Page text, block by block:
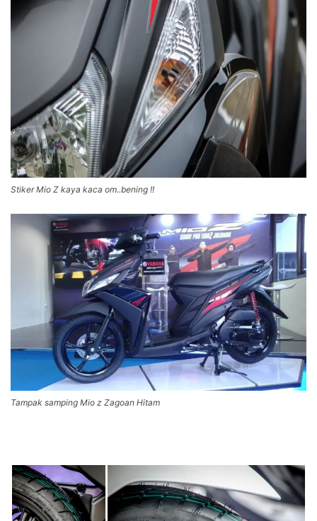
Stiker Mio Z kaya kaca om..bening !!
Tampak samping Mio z Zagoan Hitam